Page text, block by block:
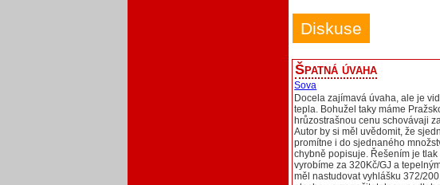
Diskuse
Špatná úvaha
Sova
Docela zajímavá úvaha, ale je
tepla. Bohužel taky máme
hrůzostrašnou cenu schovávaji
Autor by si měl uvědomit, že
promítne i do sjednaného
chybně popisuje. Řešením je
vyrobíme za 320Kč/GJ a
měl nastudovat vyhlášku 372/